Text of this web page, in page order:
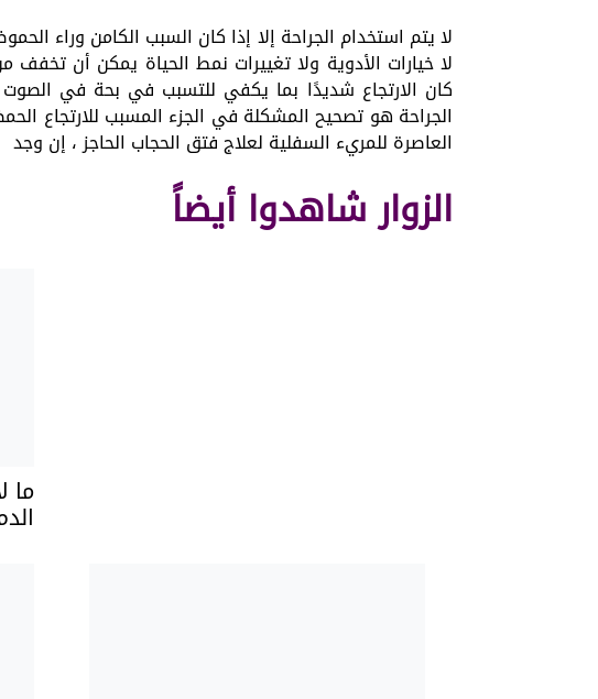
لا يتم استخدام الجراحة إلا إذا كان السبب الكامن وراء
لا خيارات الأدوية ولا تغييرات نمط الحياة يمكن أن
كان الارتجاع شديدًا بما يكفي للتسبب في بحة في
الجراحة هو تصحيح المشكلة في الجزء المسبب للارتجاع
العاصرة للمريء السفلية لعلاج فتق الحجاب الحاجز ، إن وجد
الزوار شاهدوا أيضاً
ما